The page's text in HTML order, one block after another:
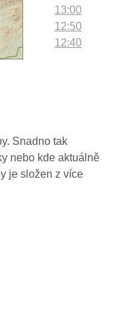
13:00
12:50
12:40
11:40
11:30
11:20
Snadno tak
nebo kde aktuálně
je složen z více